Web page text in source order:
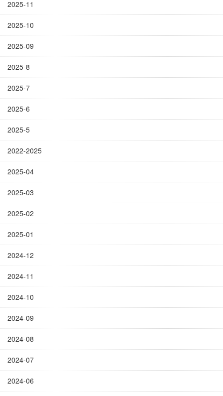
2025-11
2025-10
2025-09
2025-8
2025-7
2025-6
2025-5
2022-2025
2025-04
2025-03
2025-02
2025-01
2024-12
2024-11
2024-10
2024-09
2024-08
2024-07
2024-06